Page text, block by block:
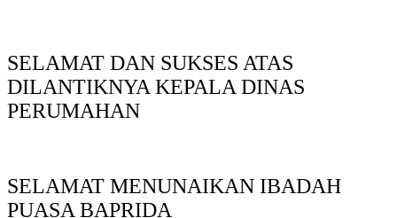
SELAMAT DAN SUKSES ATAS
DILANTIKNYA KEPALA DINAS
PERUMAHAN
SELAMAT MENUNAIKAN IBADAH
PUASA BAPRIDA